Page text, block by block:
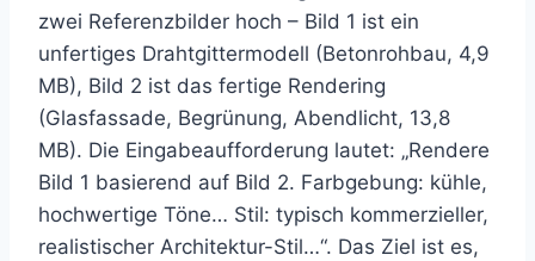
zwei Referenzbilder hoch – Bild 1 ist ein
unfertiges Drahtgittermodell (Betonrohbau, 4,9
MB), Bild 2 ist das fertige Rendering
(Glasfassade, Begrünung, Abendlicht, 13,8
MB). Die Eingabeaufforderung lautet: „Rendere
Bild 1 basierend auf Bild 2. Farbgebung: kühle,
hochwertige Töne… Stil: typisch kommerzieller,
realistischer Architektur-Stil…“. Das Ziel ist es,